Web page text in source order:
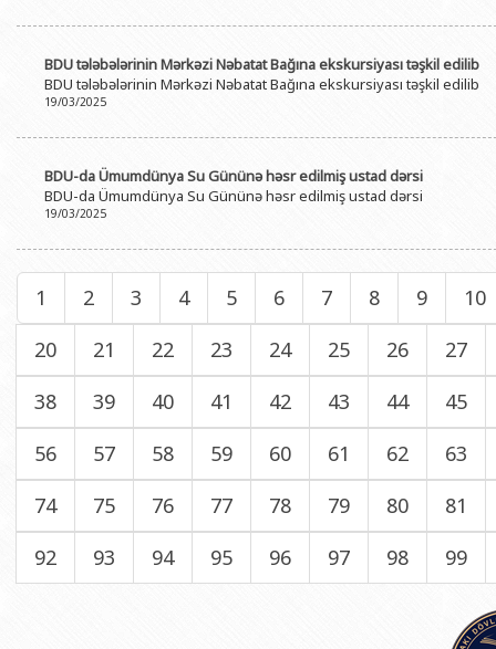
BDU tələbələrinin Mərkəzi Nəbatat Bağına ekskursiyası təşkil edilib
BDU tələbələrinin Mərkəzi Nəbatat Bağına ekskursiyası təşkil edilib
19/03/2025
BDU-da Ümumdünya Su Gününə həsr edilmiş ustad dərsi
BDU-da Ümumdünya Su Gününə həsr edilmiş ustad dərsi
19/03/2025
1 2 3 4 5 6 7 8 9
10
20
21 22 23 24 25 26
27
38
39 40 41 42 43 44
45
56
57 58 59 60 61 62
63
74
75 76 77 78 79 80
81
92
93 94 95 96 97 98 99